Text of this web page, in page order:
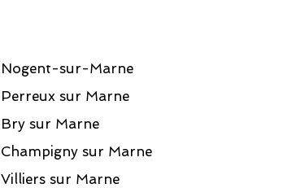
Nogent-sur-Marne
Perreux sur Marne
Bry sur Marne
Champigny sur Marne
Villiers sur Marne